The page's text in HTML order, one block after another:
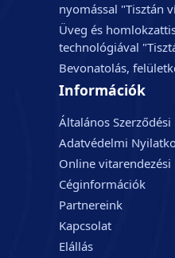
nyomással "Tisztán
Üveg és
technológiával
Bevonatolás,
Információk
Általános Szerződési
Adatvédelmi
Online
Céginformációk
Partnereink
Kapcsolat
Elállás